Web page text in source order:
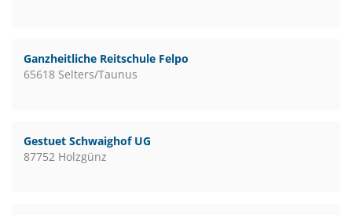
Ganzheitliche Reitschule Felpo
65618 Selters/Taunus
Gestuet Schwaighof UG
87752 Holzgünz